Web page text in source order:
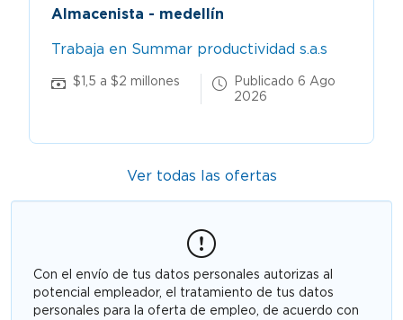
Almacenista - medellín
Trabaja en Summar productividad s.a.s
$1,5 a $2 millones
Publicado 6 Ago
2026
Ver todas las ofertas
Con el envío de tus datos personales autorizas al
potencial empleador, el tratamiento de tus datos
personales para la oferta de empleo, de acuerdo con